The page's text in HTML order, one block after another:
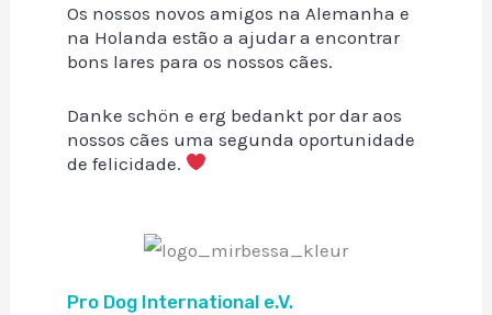
Os nossos novos amigos na Alemanha e
na Holanda estão a ajudar a encontrar
bons lares para os nossos cães.
Danke schön e erg bedankt por dar aos
nossos cães uma segunda oportunidade
de felicidade.
Pro Dog International e.V.